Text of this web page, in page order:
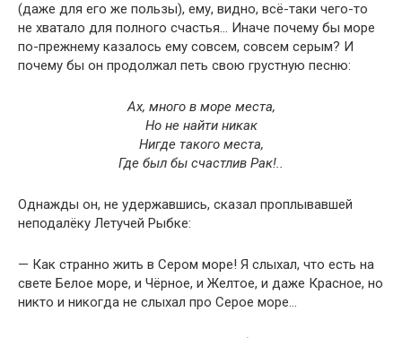
(даже для его же пользы), ему, видно, всё-таки чего-то
не хватало для полного счастья… Иначе почему бы море
по-прежнему казалось ему совсем, совсем серым? И
почему бы он продолжал петь свою грустную песню:
Ах, много в море места,
Но не найти никак
Нигде такого места,
Где был бы счастлив Рак!..
Однажды он, не удержавшись, сказал проплывавшей
неподалёку Летучей Рыбке:
— Как странно жить в Сером море! Я слыхал, что есть на
свете Белое море, и Чёрное, и Желтое, и даже Красное, но
никто и никогда не слыхал про Серое море…